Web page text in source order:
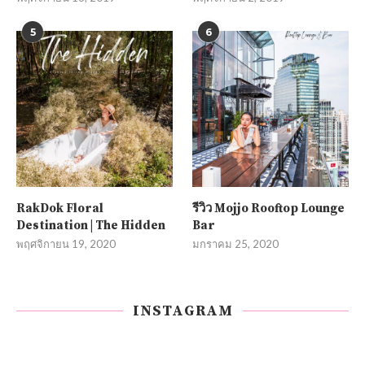
5
RakDok Floral
Destination | The Hidden
พฤศจิกายน 19, 2020
6
รีวิว Mojjo Rooftop Lounge
Bar
มกราคม 25, 2020
INSTAGRAM